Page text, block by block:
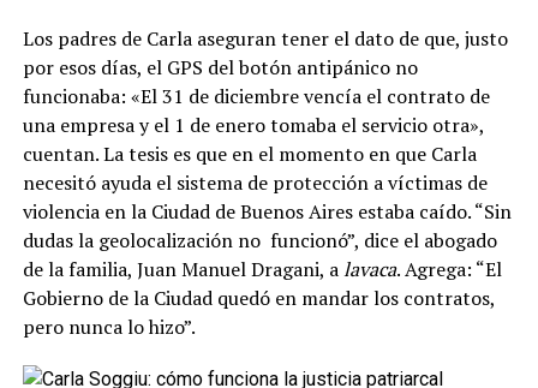
Los padres de Carla aseguran tener el dato de que, justo
por esos días, el GPS del botón antipánico no
funcionaba: «El 31 de diciembre vencía el contrato de
una empresa y el 1 de enero tomaba el servicio otra»,
cuentan. La tesis es que en el momento en que Carla
necesitó ayuda el sistema de protección a víctimas de
violencia en la Ciudad de Buenos Aires estaba caído. “Sin
dudas la geolocalización no funcionó”, dice el abogado
de la familia, Juan Manuel Dragani, alavaca. Agrega: “El
Gobierno de la Ciudad quedó en mandar los contratos,
pero nunca lo hizo”.